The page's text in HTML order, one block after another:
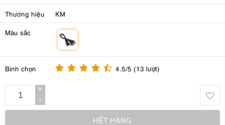
Thương hiệu KM
Màu sắc
Bình chọn 4.5/5 (13 lượt)
+
-
HẾT HÀNG